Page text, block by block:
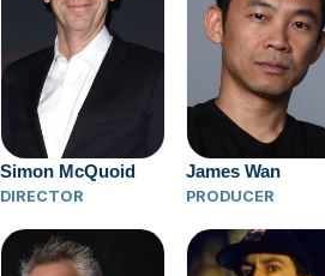
Simon McQuoid
DIRECTOR
James Wan
PRODUCER